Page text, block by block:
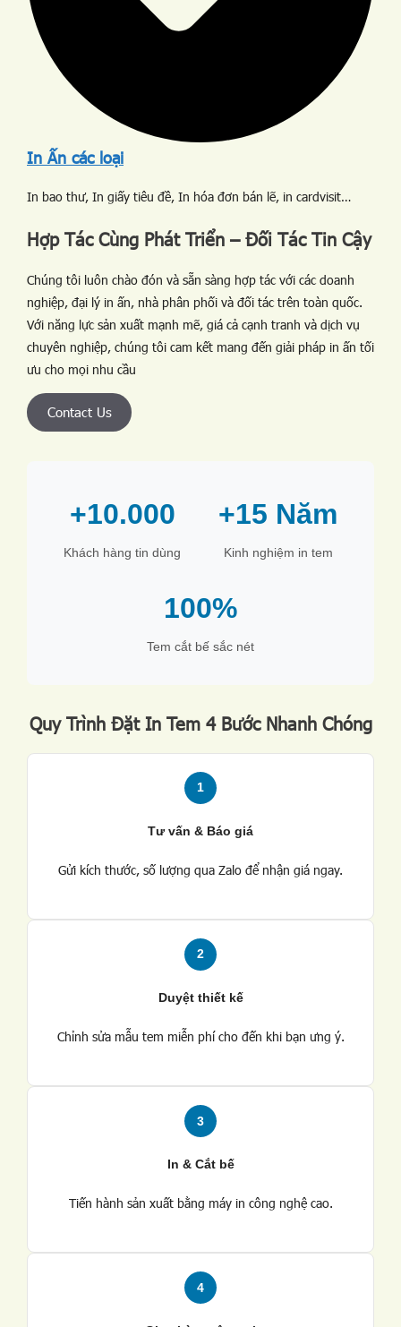
In Ấn các loại
In bao thư, In giấy tiêu đề, In hóa đơn bán lẽ, in cardvisit…
Hợp Tác Cùng Phát Triển – Đối Tác Tin Cậy
Chúng tôi luôn chào đón và sẵn sàng hợp tác với các doanh
nghiệp, đại lý in ấn, nhà phân phối và đối tác trên toàn quốc.
Với năng lực sản xuất mạnh mẽ, giá cả cạnh tranh và dịch vụ
chuyên nghiệp, chúng tôi cam kết mang đến giải pháp in ấn tối
ưu cho mọi nhu cầu
Contact Us
+10.000
Khách hàng tin dùng
+15 Năm
Kinh nghiệm in tem
100%
Tem cắt bế sắc nét
Quy Trình Đặt In Tem 4 Bước Nhanh Chóng
1
Tư vấn & Báo giá
Gửi kích thước, số lượng qua Zalo để nhận giá ngay.
2
Duyệt thiết kế
Chỉnh sửa mẫu tem miễn phí cho đến khi bạn ưng ý.
3
In & Cắt bế
Tiến hành sản xuất bằng máy in công nghệ cao.
4